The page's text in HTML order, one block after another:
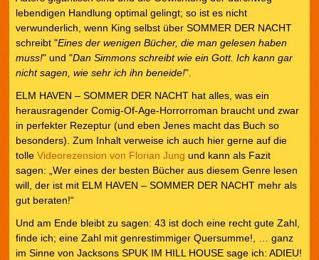
lebendigen Handlung optimal gelingt; so ist es nicht
verwunderlich, wenn King selbst über SOMMER DER NACHT
schreibt "Eines der wenigen Bücher, die man gelesen haben
muss!" und "Dan Simmons schreibt wie ein Gott. Ich kann gar
nicht sagen, wie sehr ich ihn beneide!".
ELM HAVEN – SOMMER DER NACHT hat alles, was ein
herausragender Comig-Of-Age-Horrorroman braucht und zwar
in perfekter Rezeptur (und eben Jenes macht das Buch so
besonders). Zum Inhalt verweise ich auch hier gerne auf die
tolle Videorezension von Florian Jung und kann als Fazit
sagen: „Wer eines der besten Bücher aus diesem Genre lesen
will, der ist mit ELM HAVEN – SOMMER DER NACHT mehr als
gut beraten!“
Und am Ende bleibt zu sagen: 43 ist doch eine recht gute Zahl,
finde ich; eine Zahl mit genrestimmiger Quersumme!, … ganz
im Sinne von Jacksons SPUK IM HILL HOUSE sage ich: ADIEU!